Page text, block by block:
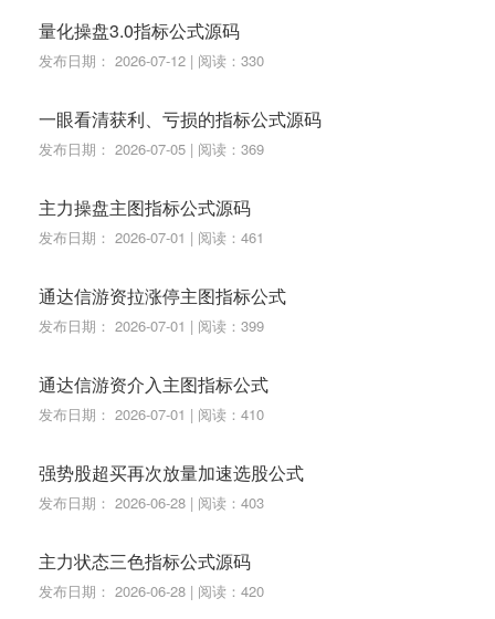
GH,10)>=9 AND V04;
V9:=COUNT(V00,10)>=3 AND COUNT(V01 OR V02,
GH,10)>=9 AND V03;
10)<=5 AND LLVBARS(LOW,11)=2 AND HHVBARS
(HIGH,11)>=10 AND V04;
R V8 OR V9 OR V10;
HV01:=HIGH<REF(HIGH,1) AND LOW>REF(LOW,1);
HV02:=HIGH>REF(HIGH,1) AND LOW<REF(LOW,1);
HV04:=REF(HIGH,2)>HIGH AND REF(LOW,2)>LOW
REF(LOW,1);
HV1:=COUNT(HV00,6)>=3 AND COUNT(HV01 OR H
量化操盘3.0指标公式源码
发布日期： 2026-07-12 | 阅读：330
一眼看清获利、亏损的指标公式源码
发布日期： 2026-07-05 | 阅读：369
主力操盘主图指标公式源码
发布日期： 2026-07-01 | 阅读：461
通达信游资拉涨停主图指标公式
发布日期： 2026-07-01 | 阅读：399
通达信游资介入主图指标公式
发布日期： 2026-07-01 | 阅读：410
强势股超买再次放量加速选股公式
发布日期： 2026-06-28 | 阅读：403
主力状态三色指标公式源码
发布日期： 2026-06-28 | 阅读：420